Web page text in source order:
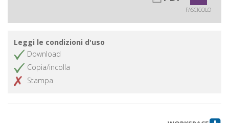
FASCICOLO
Leggi le condizioni d'uso
Download
Copia/incolla
Stampa